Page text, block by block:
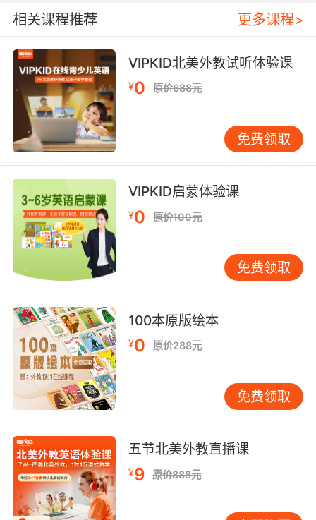
7. lena hasn't spoken since she got here.
莉娜到这里以后都没有说过话
8. lena, I need you to run a badge number for
me.
莉娜 我要你帮我查一个警号
9. lena, twice in my office in as many days.
莉娜 这几天来我办公室两次啊
10. lena. I see you have a good eye for
莉娜 看来你很有用人的眼光
相关课程推荐 更多课程>
VIPKID北美外教试听体验课
¥0 原价688元
免费领取
VIPKID启蒙体验课
¥0 原价100元
免费领取
100本原版绘本
¥0 原价288元
免费领取
五节北美外教直播课
¥9 原价888元